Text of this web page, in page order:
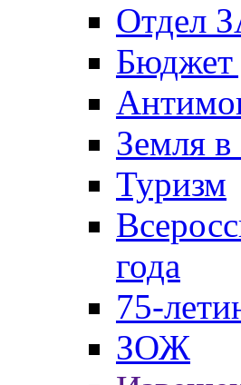
Отдел
Бюджет
Земля в
Туризм
года
75-
ЗОЖ